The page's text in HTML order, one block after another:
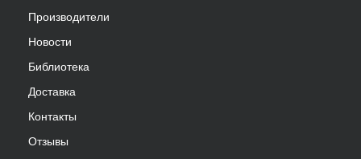
Производители
Новости
Библиотека
Доставка
Контакты
Отзывы